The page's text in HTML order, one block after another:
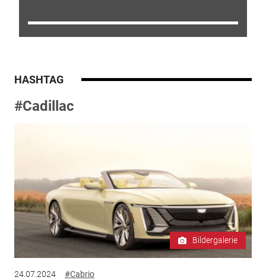
HASHTAG
#Cadillac
Bildergalerie
24.07.2024 #Cabrio